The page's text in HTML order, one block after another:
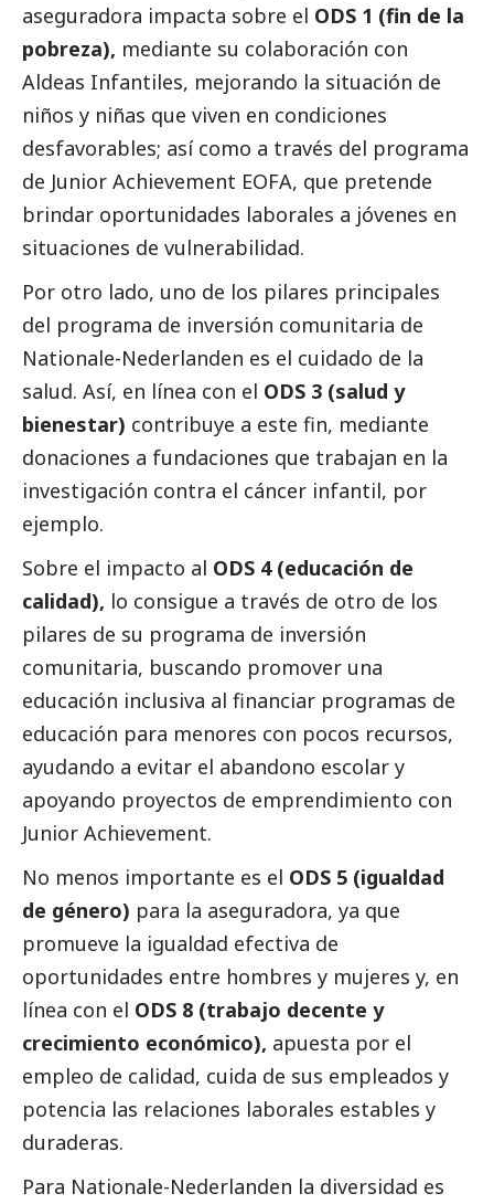
aseguradora impacta sobre el ODS 1 (fin de la
pobreza), mediante su colaboración con
Aldeas Infantiles, mejorando la situación de
niños y niñas que viven en condiciones
desfavorables; así como a través del programa
de Junior Achievement EOFA, que pretende
brindar oportunidades laborales a jóvenes en
situaciones de vulnerabilidad.
Por otro lado, uno de los pilares principales
del programa de inversión comunitaria de
Nationale-Nederlanden es el cuidado de la
salud. Así, en línea con el ODS 3 (salud y
bienestar) contribuye a este fin, mediante
donaciones a fundaciones que trabajan en la
investigación contra el cáncer infantil, por
ejemplo.
Sobre el impacto al ODS 4 (educación de
calidad), lo consigue a través de otro de los
pilares de su programa de inversión
comunitaria, buscando promover una
educación inclusiva al financiar programas de
educación para menores con pocos recursos,
ayudando a evitar el abandono escolar y
apoyando proyectos de emprendimiento con
Junior Achievement.
No menos importante es el ODS 5 (igualdad
de género) para la aseguradora, ya que
promueve la igualdad efectiva de
oportunidades entre hombres y mujeres y, en
línea con el ODS 8 (trabajo decente y
crecimiento económico), apuesta por el
empleo de calidad, cuida de sus empleados y
potencia las relaciones laborales estables y
duraderas.
Para Nationale-Nederlanden la diversidad es